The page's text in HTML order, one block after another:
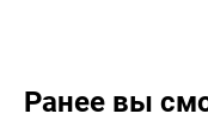
Ранее вы